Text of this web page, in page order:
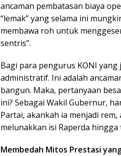
ancaman pembatasan biaya
“lemak” yang selama ini
membawa roh untuk
sentris”.
Bagi para pengurus KONI
administratif. Ini adalah
bangun. Maka, pertanyaan
ini? Sebagai Wakil Gubernur,
Partai, akankah ia menjadi
melunakkan isi Raperda hingga
Membedah Mitos Prestasi